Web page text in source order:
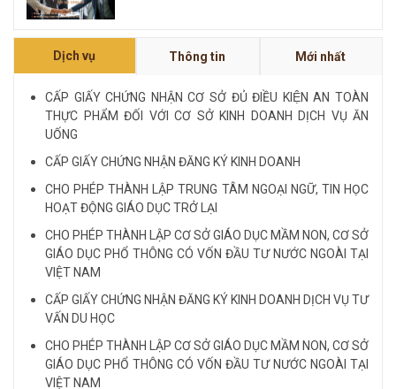
NỘI QUY VÀ QUY CHẾ CÔNG TY LUẬT QUỐC
LUẬT SƯ CHUYÊN VỀ HÌNH SỰ...
Xem tất cả
Dịch vụ Thông tin Mới nhất
CẤP GIẤY CHỨNG NHẬN CƠ SỞ ĐỦ ĐIỀU KIỆN AN TOÀN
THỰC PHẨM ĐỐI VỚI CƠ SỞ KINH DOANH DỊCH VỤ ĂN
UỐNG
CẤP GIẤY CHỨNG NHẬN ĐĂNG KÝ KINH DOANH
CHO PHÉP THÀNH LẬP TRUNG TÂM NGOẠI NGỮ, TIN HỌC
HOẠT ĐỘNG GIÁO DỤC TRỞ LẠI
CHO PHÉP THÀNH LẬP CƠ SỞ GIÁO DỤC MẦM NON, CƠ SỞ
GIÁO DỤC PHỔ THÔNG CÓ VỐN ĐẦU TƯ NƯỚC NGOÀI TẠI
VIỆT NAM
CẤP GIẤY CHỨNG NHẬN ĐĂNG KÝ KINH DOANH DỊCH VỤ TƯ
VẤN DU HỌC
CHO PHÉP THÀNH LẬP CƠ SỞ GIÁO DỤC MẦM NON, CƠ SỞ
GIÁO DỤC PHỔ THÔNG CÓ VỐN ĐẦU TƯ NƯỚC NGOÀI TẠI
VIỆT NAM